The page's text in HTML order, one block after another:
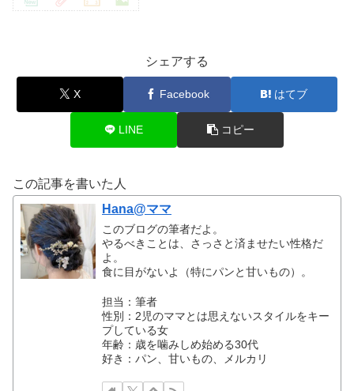
シェアする
X Facebook はてブ
LINE コピー
この記事を書いた人
Hana@ママ
このブログの筆者だよ。
やるべきことは、さっさと済ませたい性格だ
よ。
食に目がないよ（特にパンと甘いもの）。
担当：筆者
性別：2児のママとは思えないスタイルをキー
プしている女
年齢：歳を噛みしめ始める30代
好き：パン、甘いもの、メルカリ